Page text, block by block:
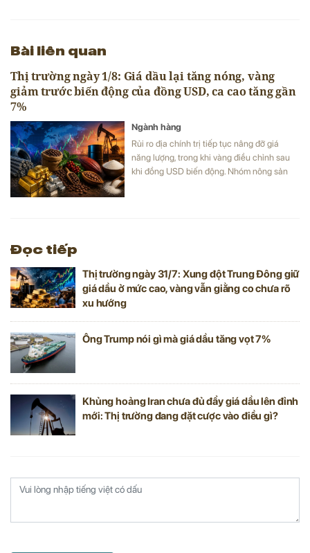
Bài liên quan
Thị trường ngày 1/8: Giá dầu lại tăng nóng, vàng
giảm trước biến động của đồng USD, ca cao tăng gần
7%
Ngành hàng
Rủi ro địa chính trị tiếp tục nâng đỡ giá
năng lượng, trong khi vàng điều chỉnh sau
khi đồng USD biến động. Nhóm nông sản
Đọc tiếp
Thị trường ngày 31/7: Xung đột Trung Đông giữ
giá dầu ở mức cao, vàng vẫn giằng co chưa rõ
xu hướng
Ông Trump nói gì mà giá dầu tăng vọt 7%
Khủng hoảng Iran chưa đủ đẩy giá dầu lên đỉnh
mới: Thị trường đang đặt cược vào điều gì?